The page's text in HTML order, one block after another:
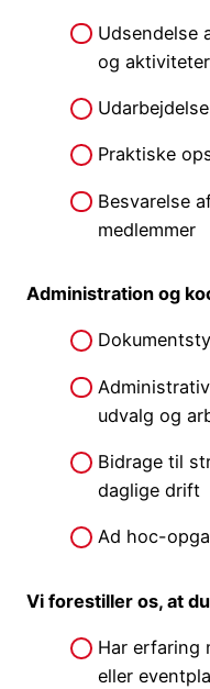
Udsendelse
og aktiviteter
Praktiske
Besvarelse
medlemmer
Administration og
udvalg og
Bidrage til
daglige drift
Ad hoc-
Vi forestiller os, at du
Har erfaring
eller